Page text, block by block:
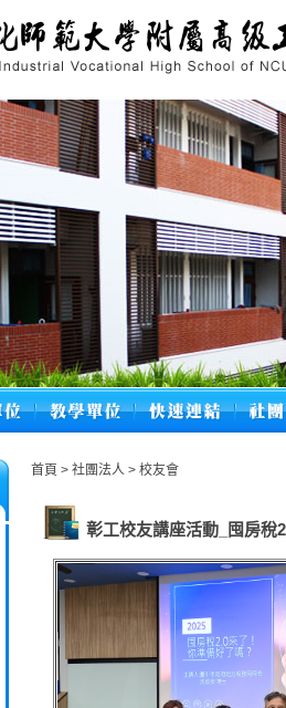
首頁 > 社團法人 > 校友會
彰工校友講座活動_囤房稅